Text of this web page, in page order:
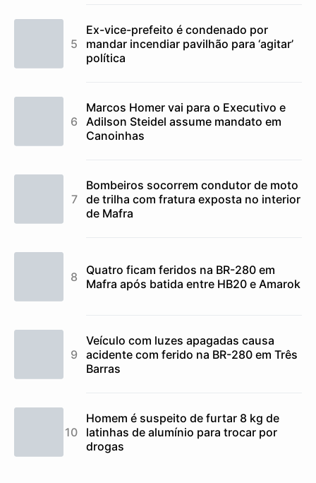
Ex-vice-prefeito é condenado por
mandar incendiar pavilhão para ‘agitar’
política
Marcos Homer vai para o Executivo e
Adilson Steidel assume mandato em
Canoinhas
Bombeiros socorrem condutor de moto
de trilha com fratura exposta no interior
de Mafra
Quatro ficam feridos na BR-280 em
Mafra após batida entre HB20 e Amarok
Veículo com luzes apagadas causa
acidente com ferido na BR-280 em Três
Barras
Homem é suspeito de furtar 8 kg de
latinhas de alumínio para trocar por
drogas